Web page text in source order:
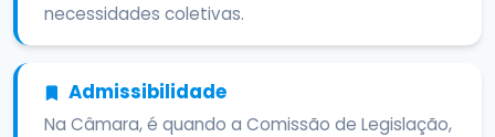
necessidades coletivas.
Admissibilidade
Na Câmara, é quando a Comissão de Legislação,